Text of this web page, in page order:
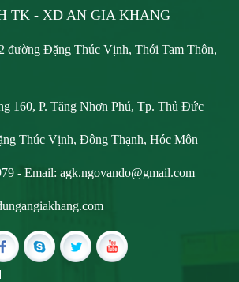
TK - XD AN GIA KHANG
đường Đặng Thúc Vịnh, Thới Tam Thôn,
160, P. Tăng Nhơn Phú, Tp. Thủ Đức
Thúc Vịnh, Đông Thạnh, Hóc Môn
- Email: agk.ngovando@gmail.com